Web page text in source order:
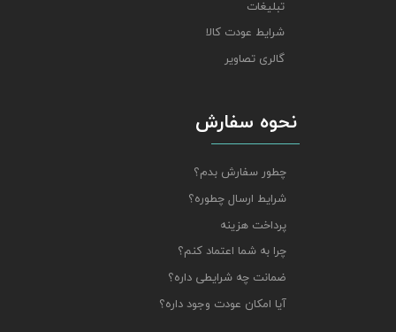
نحوه سفارش
چطور سفارش بدم؟
شرایط ارسال چطوره؟
پرداخت هزینه
چرا به شما اعتماد کنم؟
ضمانت چه شرایطی داره؟
آیا امکان عودت وجود داره؟
تبلیغات
شرایط عودت کالا
گالری تصاویر